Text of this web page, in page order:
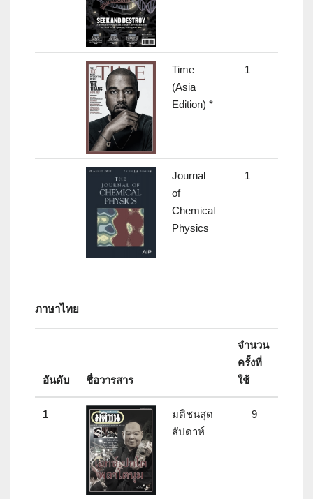
Time
(Asia
Edition) *
1
Journal
of
Chemical
Physics
1
ภาษาไทย
อันดับ ชื่อวารสาร
จำนวน
ครั้งที่
ใช้
1
มติชนสุด
สัปดาห์
9